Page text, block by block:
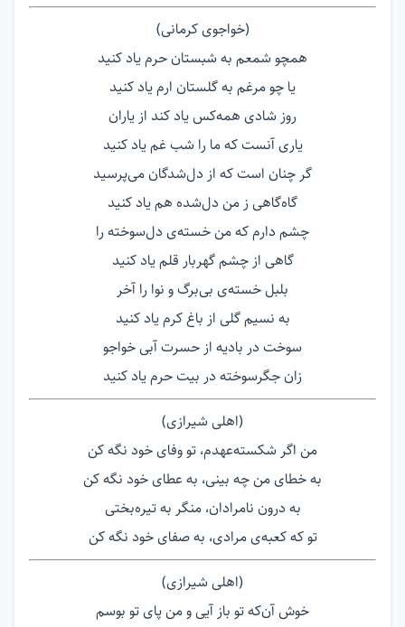
(خواجوی کرمانی)
همچو شمعم به شبستان حرم یاد کنید
یا چو مرغم به گلستان ارم یاد کنید
روز شادی همه‌کس یاد کند از یاران
یاری آنست که ما را شب غم یاد کنید
گر چنان است که از دل‌شدگان می‌پرسید
گاه‌گاهی ز من دل‌شده هم یاد کنید
چشم دارم که من خسته‌ی دل‌سوخته را
گاهی از چشم گهربار قلم یاد کنید
بلبل خسته‌ی بی‌برگ و نوا را آخر
به نسیم گلی از باغ کرم یاد کنید
سوخت در بادیه از حسرت آبی خواجو
زان جگرسوخته در بیت حرم یاد کنید
(اهلی شیرازی)
من اگر شکسته‌عهدم، تو وفای خود نگه کن
به خطای من چه بینی، به عطای خود نگه کن
به درون نامرادان، منگر به تیره‌بختی
تو که کعبه‌ی مرادی، به صفای خود نگه کن
(اهلی شیرازی)
خوش آن‌که تو باز آیی و من پای تو بوسم